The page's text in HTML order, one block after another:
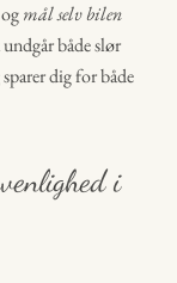
mål selv bilen
både slør
dig for både
i